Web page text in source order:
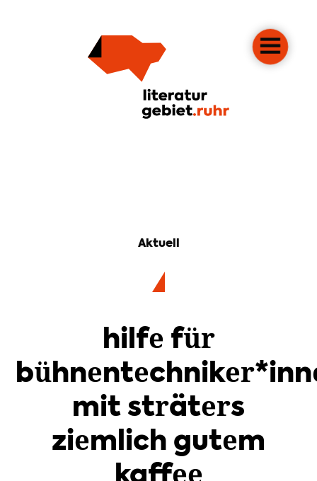
Aktuell
hilfe für
mit sträters
ziemlich gutem